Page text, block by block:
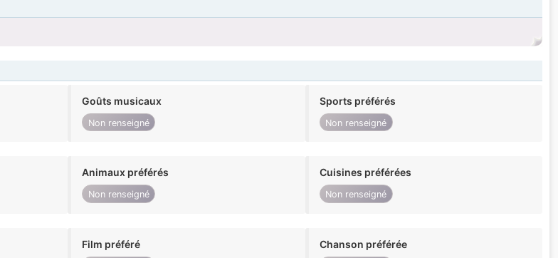
Goûts musicaux
Non renseigné
Sports préférés
Non renseigné
Animaux préférés
Non renseigné
Cuisines préférées
Non renseigné
Film préféré Chanson préférée